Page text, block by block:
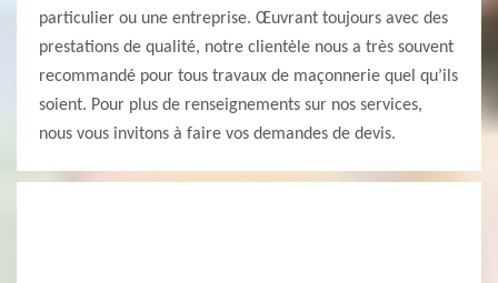
particulier ou une entreprise. Œuvrant toujours avec des
prestations de qualité, notre clientèle nous a très souvent
recommandé pour tous travaux de maçonnerie quel qu’ils
soient. Pour plus de renseignements sur nos services,
nous vous invitons à faire vos demandes de devis.